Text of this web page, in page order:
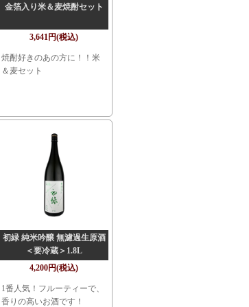
金箔入り米＆麦焼酎セット
3,641円(税込)
焼酎好きのあの方に！！米
＆麦セット
初緑 純米吟醸 無濾過生原酒
＜要冷蔵＞1.8L
4,200円(税込)
1番人気！フルーティーで、
香りの高いお酒です！